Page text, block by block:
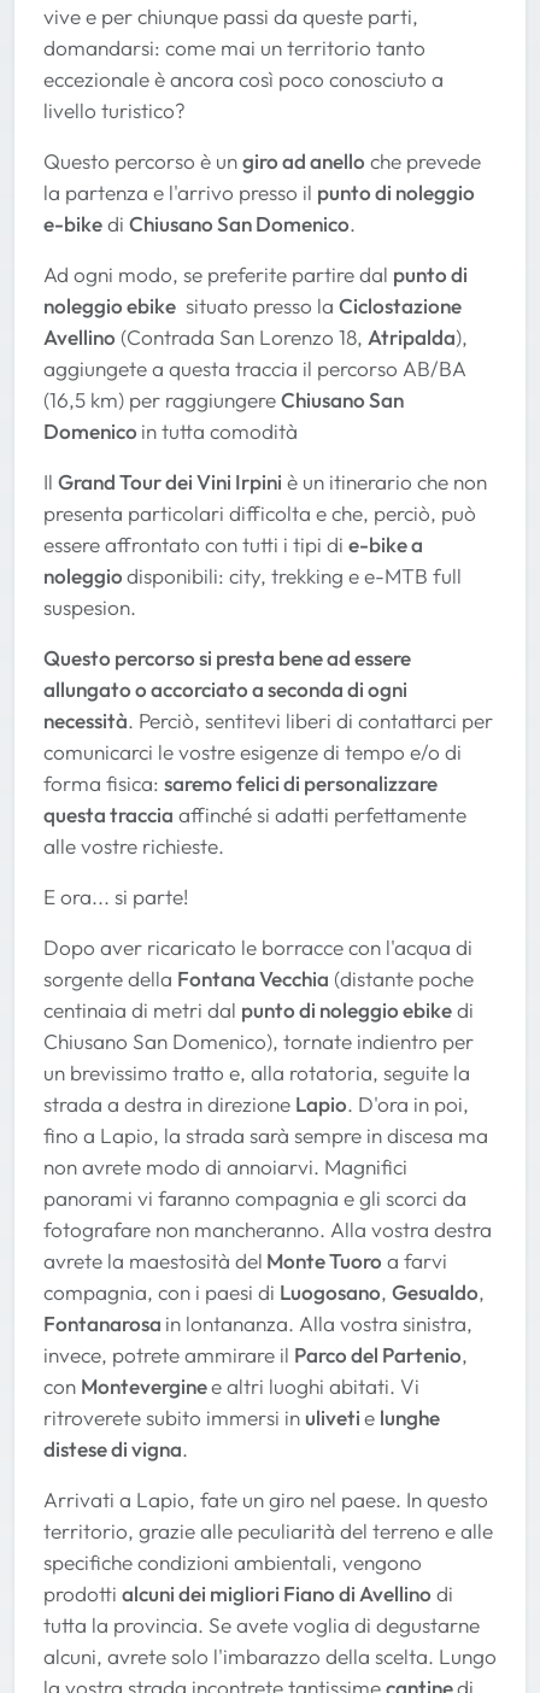
vive e per chiunque passi da queste parti,
domandarsi: come mai un territorio tanto
eccezionale è ancora così poco conosciuto a
livello turistico?
Questo percorso è ungiro ad anello che prevede
la partenza e l'arrivo presso il punto di noleggio
e-bikedi Chiusano San Domenico.
Ad ogni modo, se preferite partire dal punto di
noleggio ebike situato presso la Ciclostazione
Avellino (Contrada San Lorenzo 18, Atripalda),
aggiungete a questa traccia il percorso AB/BA
(16,5 km) per raggiungereChiusano San
Domenico in tutta comodità
Il Grand Tour dei Vini Irpini è un itinerario che non
presenta particolari difficolta e che, perciò, può
essere affrontato con tutti i tipi di e-bike a
noleggiodisponibili: city, trekking e e-MTB full
suspesion.
Questo percorso si presta bene ad essere
allungato o accorciato a seconda di ogni
necessità. Perciò, sentitevi liberi di contattarci per
comunicarci le vostre esigenze di tempo e/o di
forma fisica: saremo felici di personalizzare
questa traccia affinché si adatti perfettamente
alle vostre richieste.
E ora... si parte!
Dopo aver ricaricato le borracce con l'acqua di
sorgente della Fontana Vecchia (distante poche
centinaia di metri dal punto di noleggio ebikedi
Chiusano San Domenico), tornate indientro per
un brevissimo tratto e, alla rotatoria, seguite la
strada a destra in direzione Lapio. D'ora in poi,
fino a Lapio, la strada sarà sempre in discesa ma
non avrete modo di annoiarvi. Magnifici
panorami vi faranno compagnia e gli scorci da
fotografare non mancheranno. Alla vostra destra
avrete la maestosità del Monte Tuoro a farvi
compagnia, con i paesi di Luogosano, Gesualdo,
Fontanarosa in lontananza. Alla vostra sinistra,
invece, potrete ammirare il Parco del Partenio,
con Monteverginee altri luoghi abitati. Vi
ritroverete subito immersi inulivetie lunghe
distese di vigna.
Arrivati a Lapio, fate un giro nel paese. In questo
territorio, grazie alle peculiarità del terreno e alle
specifiche condizioni ambientali, vengono
prodotti alcuni dei migliori Fiano di Avellino di
tutta la provincia. Se avete voglia di degustarne
alcuni, avrete solo l'imbarazzo della scelta. Lungo